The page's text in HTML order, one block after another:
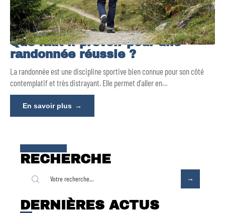
Que faut-il prévoir pour une
randonnée réussie ?
La randonnée est une discipline sportive bien connue pour son côté
contemplatif et très distrayant. Elle permet d'aller en…
En savoir plus
RECHERCHE
DERNIÈRES ACTUS